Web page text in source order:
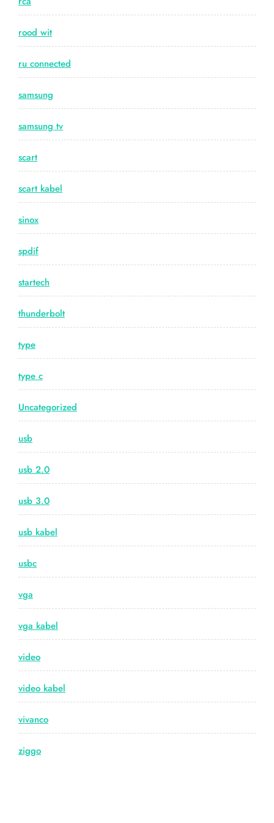
rood wit
ru connected
samsung
samsung tv
scart
scart kabel
sinox
spdif
startech
thunderbolt
type
type c
Uncategorized
usb
usb 2.0
usb 3.0
usb kabel
usbc
vga
vga kabel
video
video kabel
vivanco
ziggo